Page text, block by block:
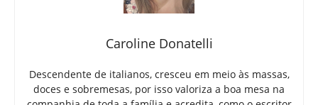
Caroline Donatelli
Descendente de italianos, cresceu em meio às massas,
doces e sobremesas, por isso valoriza a boa mesa na